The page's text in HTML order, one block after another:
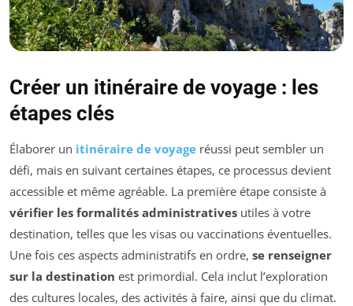
Créer un itinéraire de voyage : les
étapes clés
Élaborer un itinéraire de voyage réussi peut sembler un
défi, mais en suivant certaines étapes, ce processus devient
accessible et même agréable. La première étape consiste à
vérifier les formalités administratives utiles à votre
destination, telles que les visas ou vaccinations éventuelles.
Une fois ces aspects administratifs en ordre, se renseigner
sur la destination est primordial. Cela inclut l’exploration
des cultures locales, des activités à faire, ainsi que du climat.